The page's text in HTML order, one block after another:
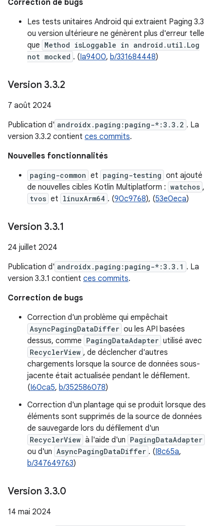
Correction de bugs
Les tests unitaires Android qui extraient Paging 3.3
ou version ultérieure ne génèrent plus d'erreur telle
que Method isLoggable in android.util.Log
not mocked . (Ia9400, b/331684448)
Version 3.3.2
7 août 2024
Publication d' androidx.paging:paging-*:3.3.2 . La
version 3.3.2 contient ces commits.
Nouvelles fonctionnalités
paging-common et paging-testing ont ajouté
de nouvelles cibles Kotlin Multiplatform : watchos ,
tvos et linuxArm64 . (90c9768), (53e0eca)
Version 3.3.1
24 juillet 2024
Publication d' androidx.paging:paging-*:3.3.1 . La
version 3.3.1 contient ces commits.
Correction de bugs
Correction d'un problème qui empêchait
AsyncPagingDataDiffer ou les API basées
dessus, comme PagingDataAdapter utilisé avec
RecyclerView , de déclencher d'autres
chargements lorsque la source de données sous-
jacente était actualisée pendant le défilement.
(I60ca5, b/352586078)
Correction d'un plantage qui se produit lorsque des
éléments sont supprimés de la source de données
de sauvegarde lors du défilement d'un
RecyclerView à l'aide d'un PagingDataAdapter
ou d'un AsyncPagingDataDiffer . (I8c65a,
b/347649763)
Version 3.3.0
14 mai 2024